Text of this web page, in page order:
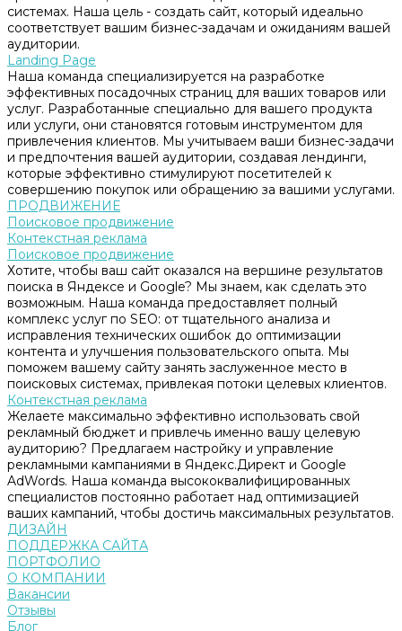
системах. Наша цель - создать сайт, который идеально
соответствует вашим бизнес-задачам и ожиданиям вашей
аудитории.
Landing Page
Наша команда специализируется на разработке
эффективных посадочных страниц для ваших товаров или
услуг. Разработанные специально для вашего продукта
или услуги, они становятся готовым инструментом для
привлечения клиентов. Мы учитываем ваши бизнес-задачи
и предпочтения вашей аудитории, создавая лендинги,
которые эффективно стимулируют посетителей к
совершению покупок или обращению за вашими услугами.
ПРОДВИЖЕНИЕ
Поисковое продвижение
Контекстная реклама
Поисковое продвижение
Хотите, чтобы ваш сайт оказался на вершине результатов
поиска в Яндексе и Google? Мы знаем, как сделать это
возможным. Наша команда предоставляет полный
комплекс услуг по SEO: от тщательного анализа и
исправления технических ошибок до оптимизации
контента и улучшения пользовательского опыта. Мы
поможем вашему сайту занять заслуженное место в
поисковых системах, привлекая потоки целевых клиентов.
Контекстная реклама
Желаете максимально эффективно использовать свой
рекламный бюджет и привлечь именно вашу целевую
аудиторию? Предлагаем настройку и управление
рекламными кампаниями в Яндекс.Директ и Google
AdWords. Наша команда высококвалифицированных
специалистов постоянно работает над оптимизацией
ваших кампаний, чтобы достичь максимальных результатов.
ДИЗАЙН
ПОДДЕРЖКА САЙТА
ПОРТФОЛИО
О КОМПАНИИ
Вакансии
Отзывы
Блог